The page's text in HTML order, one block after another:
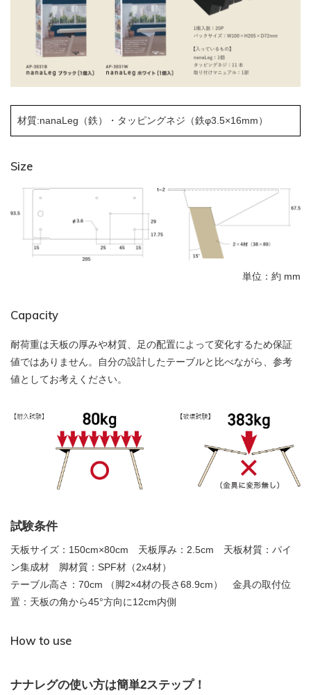
材質:nanaLeg（鉄）・タッピングネジ（鉄φ3.5×16mm）
Size
単位：約 mm
Capacity
耐荷重は天板の厚みや材質、足の配置によって変化するため保証
値ではありません。自分の設計したテーブルと比べながら、参考
値としてお考えください。
試験条件
天板サイズ：150cm×80cm 天板厚み：2.5cm 天板材質：パイ
ン集成材 脚材質：SPF材（2x4材）
テーブル高さ：70cm （脚2×4材の長さ68.9cm） 金具の取付位
置：天板の角から45°方向に12cm内側
How to use
ナナレグの使い方は簡単2ステップ！